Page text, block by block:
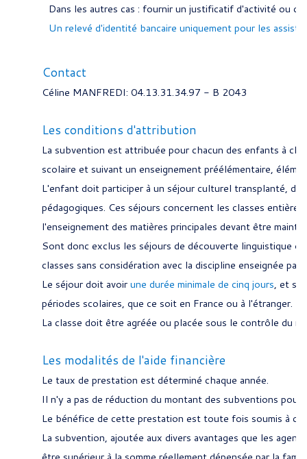
Dans les autres cas : fournir un justificatif d'activité ou
Un relevé d'identité bancaire uniquement pour les
Contact
Céline MANFREDI: 04.13.31.34.97 - B 2043
Les conditions d'attribution
La subvention est attribuée pour chacun des enfants à
scolaire et suivant un enseignement préélémentaire,
L'enfant doit participer à un séjour culturel transplanté,
pédagogiques. Ces séjours concernent les classes
l'enseignement des matières principales devant être
Sont donc exclus les séjours de découverte linguistique
classes sans considération avec la discipline enseignée par
Le séjour doit avoirune durée minimale de cinq jours, et se
périodes scolaires, que ce soit en France ou à l'étranger.
La classe doit être agréée ou placée sous le contrôle du
Les modalités de l'aide financière
Le taux de prestation est déterminé chaque année.
Il n'y a pas de réduction du montant des subventions pour
Le bénéfice de cette prestation est toute fois soumis à
La subvention, ajoutée aux divers avantages que les